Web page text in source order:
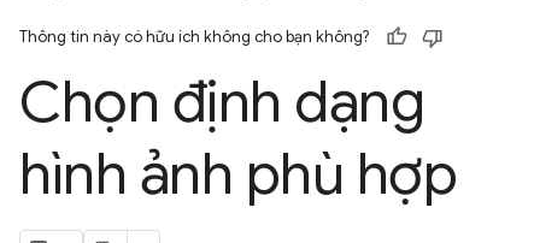
Thông tin này có hữu ích không cho bạn không?
Chọn định dạng
hình ảnh phù hợp